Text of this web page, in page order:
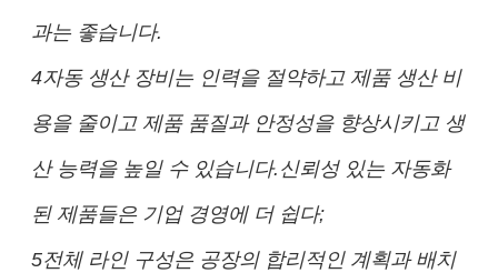
과는 좋습니다.
4자동 생산 장비는 인력을 절약하고 제품 생산 비
용을 줄이고 제품 품질과 안정성을 향상시키고 생
산 능력을 높일 수 있습니다.신뢰성 있는 자동화
된 제품들은 기업 경영에 더 쉽다;
5전체 라인 구성은 공장의 합리적인 계획과 배치